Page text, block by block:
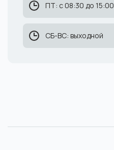
ПТ: с 08:30 до 15:00
СБ-ВС: выходной